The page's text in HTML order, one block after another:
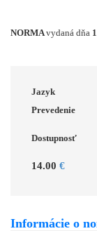
NORMAvydaná dňa
Jazyk
Prevedenie
Dostupnosť
14.00 €
Informácie o